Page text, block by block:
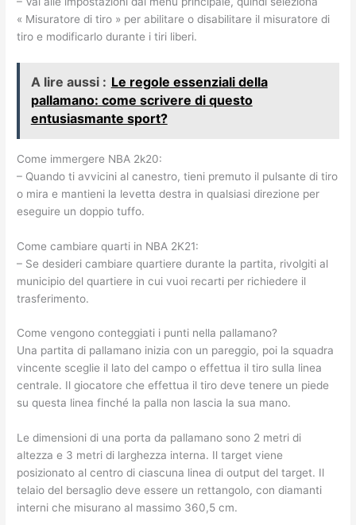
« Misuratore di tiro » per abilitare o disabilitare il misuratore di
tiro e modificarlo durante i tiri liberi.
A lire aussi : Le regole essenziali della
pallamano: come scrivere di questo
entusiasmante sport?
Come immergere NBA 2k20:
– Quando ti avvicini al canestro, tieni premuto il pulsante di tiro
o mira e mantieni la levetta destra in qualsiasi direzione per
eseguire un doppio tuffo.
Come cambiare quarti in NBA 2K21:
– Se desideri cambiare quartiere durante la partita, rivolgiti al
municipio del quartiere in cui vuoi recarti per richiedere il
trasferimento.
Come vengono conteggiati i punti nella pallamano?
Una partita di pallamano inizia con un pareggio, poi la squadra
vincente sceglie il lato del campo o effettua il tiro sulla linea
centrale. Il giocatore che effettua il tiro deve tenere un piede
su questa linea finché la palla non lascia la sua mano.
Le dimensioni di una porta da pallamano sono 2 metri di
altezza e 3 metri di larghezza interna. Il target viene
posizionato al centro di ciascuna linea di output del target. Il
telaio del bersaglio deve essere un rettangolo, con diamanti
interni che misurano al massimo 360,5 cm.